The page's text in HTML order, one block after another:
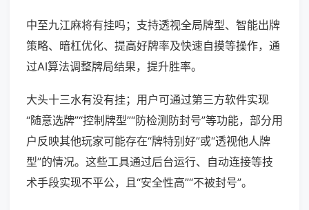
中至九江麻将有挂吗；支持透视全局牌型、智能出牌
策略、暗杠优化、提高好牌率及快速自摸等操作，通
过AI算法调整牌局结果，提升胜率。
大头十三水有没有挂；用户可通过第三方软件实现
“随意选牌”“控制牌型”“防检测防封号”等功能，部分用
户反映其他玩家可能存在“牌特别好”或“透视他人牌
型”的情况。这些工具通过后台运行、自动连接等技
术手段实现不平公，且“安全性高”“不被封号”。